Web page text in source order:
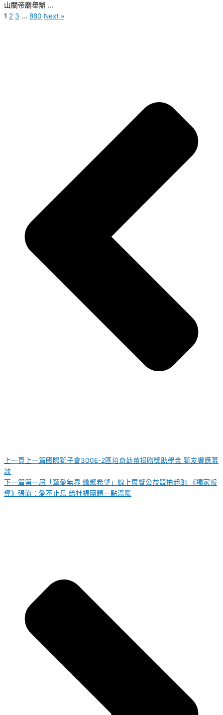
山關帝廟舉辦 ...
1 2 3 ... 880 Next »
上一頁 上一篇國際獅子會300E-2區培育幼苗捐贈獎助學金 獅友響應募
款
下一篇第一屆「藝愛無界 繪聚希望」線上展覽公益競拍起跑 《獨家報
導》張淯：愛不止息 給社福團體一點溫暖